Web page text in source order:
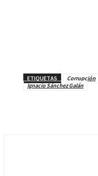
ETIQUETAS Corrupción
Ignacio Sánchez Galán